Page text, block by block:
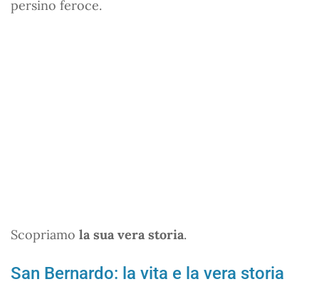
persino feroce.
Scopriamo la sua vera storia.
San Bernardo: la vita e la vera storia